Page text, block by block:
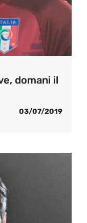
domani il
03/07/2019